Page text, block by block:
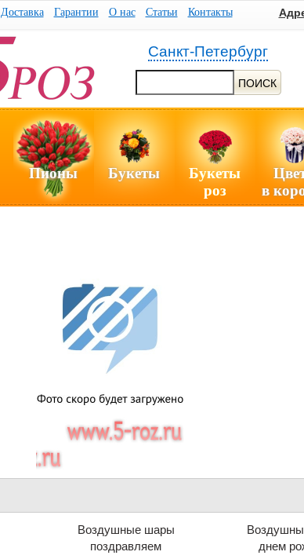
Доставка Гарантии О нас Статьи Контакты
Санкт-Петербург
ПОИСК
Пионы Букеты
Букеты
роз
в
Воздушные шары
поздравляем
днем